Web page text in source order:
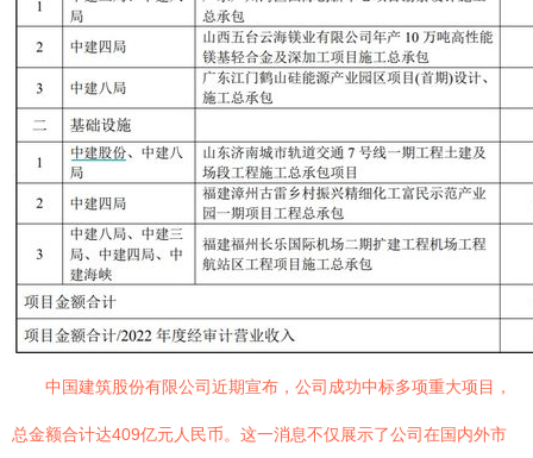
中国建筑股份有限公司近期宣布，公司成功中标多项重大项目，
总金额合计达409亿元人民币。这一消息不仅展示了公司在国内外市